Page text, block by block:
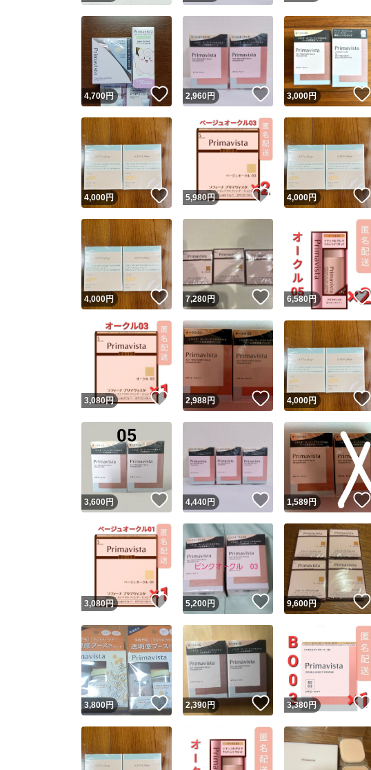
スピード発送
4,700円 いいね！
2,960円 いいね！
3,000円
4,000円 いいね！
5,980円 いいね！
4,000円
4,000円 いいね！
7,280円 いいね！
6,580 円
3,080円 いいね！
2,988円 いいね！
4,000円
3,600円 いいね！
4,440円 いいね！
1,589円
3,080円 いいね！
5,200円 いいね！
9,600円
3,800円 いいね！
2,390円 いいね！
3,380円